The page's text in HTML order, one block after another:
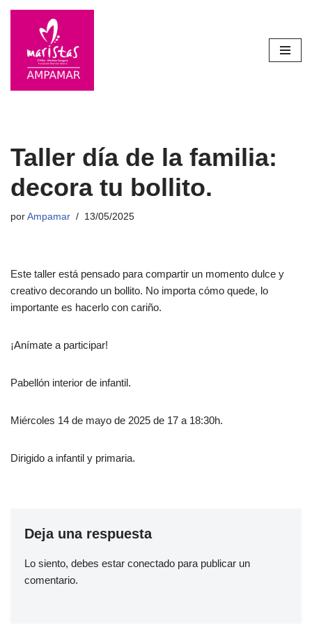
contenido
Taller día de la familia:
decora tu bollito.
por Ampamar 13/05/2025
Este taller está pensado para compartir un momento dulce y
creativo decorando un bollito. No importa cómo quede, lo
importante es hacerlo con cariño.
¡Anímate a participar!
Pabellón interior de infantil.
Miércoles 14 de mayo de 2025 de 17 a 18:30h.
Dirigido a infantil y primaria.
Deja una respuesta
Lo siento, debes estar conectado para publicar un
comentario.